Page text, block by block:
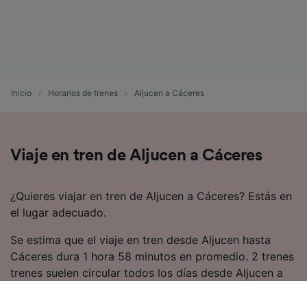
Inicio Horarios de trenes Aljucen a Cáceres
Viaje en tren de Aljucen a Cáceres
¿Quieres viajar en tren de Aljucen a Cáceres? Estás en
el lugar adecuado.
Se estima que el viaje en tren desde Aljucen hasta
Cáceres dura 1 hora 58 minutos en promedio. 2 trenes
trenes suelen circular todos los días desde Aljucen a
publicidad y contenido, investigación de